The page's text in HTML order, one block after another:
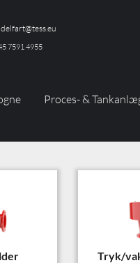
7591 4955
Proces- &
Tryk/